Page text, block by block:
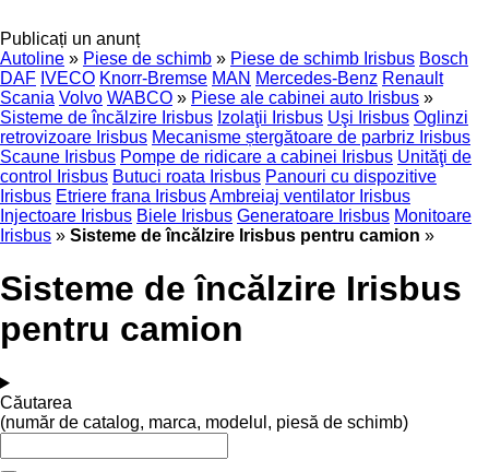
Publicați un anunț
Autoline » Piese de schimb » Piese de schimb Irisbus Bosch
DAF IVECO Knorr-Bremse MAN Mercedes-Benz Renault
Scania Volvo WABCO » Piese ale cabinei auto Irisbus »
Sisteme de încălzire Irisbus Izolaţii Irisbus Uşi Irisbus Oglinzi
retrovizoare Irisbus Mecanisme ștergătoare de parbriz Irisbus
Scaune Irisbus Pompe de ridicare a cabinei Irisbus Unităţi de
control Irisbus Butuci roata Irisbus Panouri cu dispozitive
Irisbus Etriere frana IrisbusAmbreiaj ventilator Irisbus
Injectoare Irisbus Biele Irisbus Generatoare Irisbus Monitoare
Irisbus » Sisteme de încălzire Irisbus pentru camion »
Sisteme de încălzire Irisbus
pentru camion
Căutarea
(număr de catalog, marca, modelul, piesă de schimb)